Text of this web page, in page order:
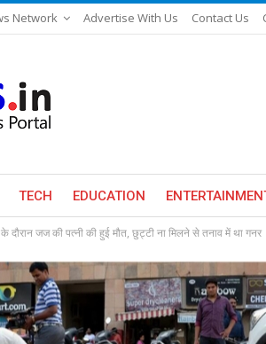
Network Advertise With Us Contact Us
TECH EDUCATION
के दौरान जज की पत्नी की हुई मौत, छुट्टी ना मिलने से तनाव में था गनर